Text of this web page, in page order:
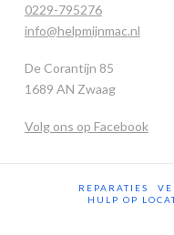
0229-795276
info@helpmijnmac.nl
De Corantijn 85
1689 AN Zwaag
Volg ons op Facebook
REPARATIES
HULP OP